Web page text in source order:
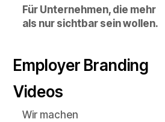
Für Unternehmen, die mehr
als nur sichtbar sein wollen.
Employer Branding
Videos
Wir machen